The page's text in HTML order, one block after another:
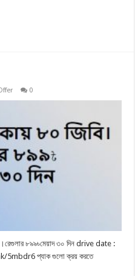
0
৮৯৯৳মেয়াদ ৩০ দিন drive date :
প্যাক গুলো ক্রয় করতে